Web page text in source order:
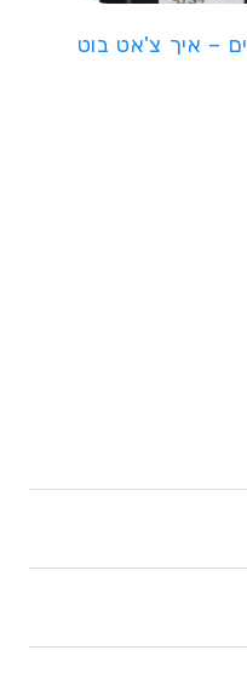
– איך צ'אט בוט